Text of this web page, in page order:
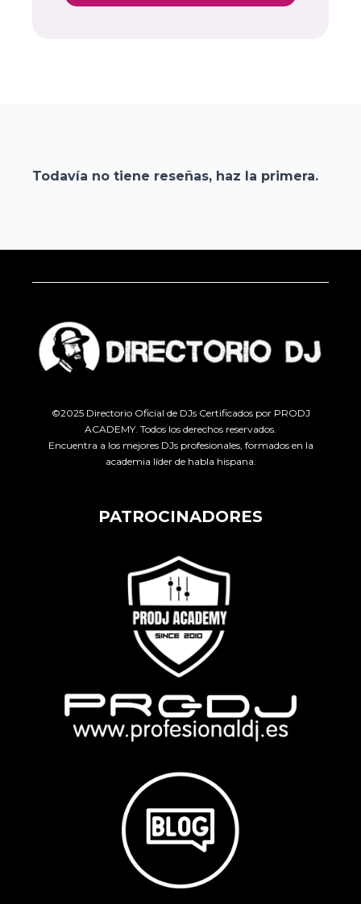
Todavía no tiene reseñas, haz la primera.
©2025 Directorio Oficial de DJs Certificados por PRODJ
ACADEMY. Todos los derechos reservados.
Encuentra a los mejores DJs profesionales, formados en la
academia líder de habla hispana.
PATROCINADORES